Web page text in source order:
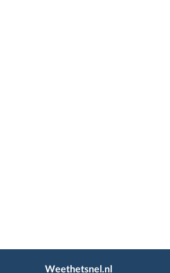
Weethetsnel.nl